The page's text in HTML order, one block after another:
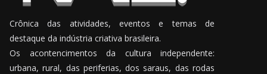
Crônica das atividades, eventos e temas de
destaque da indústria criativa brasileira.
Os acontencimentos da cultura independente:
urbana, rural, das periferias, dos saraus, das rodas